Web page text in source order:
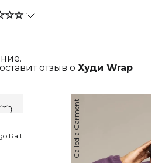
отзыв о Худи Wrap
Rait Called a Garment